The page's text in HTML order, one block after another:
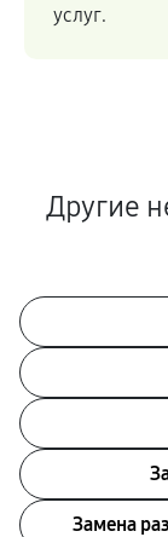
услуг.
Другие
Замена